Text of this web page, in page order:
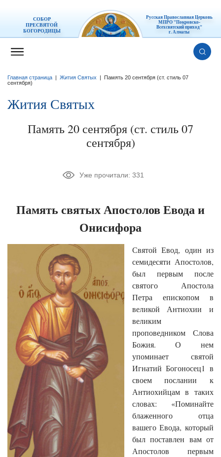
СОБОР
ПРЕСВЯТОЙ
БОГОРОДИЦЫ
Русская Православная Церковь
МПРО "Покровско-
Всехсвятский приход"
г. Алматы
Главная страница Жития Святых
Память 20 сентября (ст. стиль 07
сентября)
Жития Святых
Память 20 сентября (ст. стиль 07
сентября)
Уже прочитали: 331
Память святых Апостолов Евода и
Онисифора
Святой Евод, один из
семидесяти Апостолов,
был первым после
святого Апостола
Петра епископом в
великой Антиохии и
великим
проповедником Слова
Божия. О нем
упоминает святой
Игнатий Богоносец1 в
своем послании к
Антиохийцам в таких
словах: «Поминайте
блаженного отца
вашего Евода, который
был поставлен вам от
Апостолов первым